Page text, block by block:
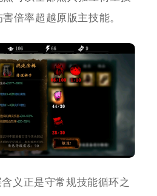
倍率超越原版主技能。
义正是守常规技能循环之